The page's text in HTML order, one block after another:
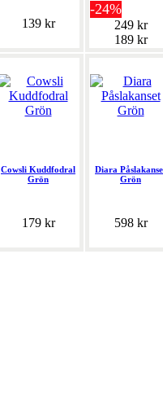
139 kr
-24%
249 kr
189 kr
Cowsli Kuddfodral
Grön
179 kr
Diara
Grön
598 kr